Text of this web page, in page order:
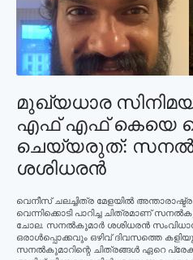
മുഖ്യധാര
എഫ് എഫ് കെയെ
ചെയ്യരുത്:
ശശിധരന്‍
വെനീസ് ചലച്ചിത്ര മേളയില്‍
വെന്നിക്കൊടി പാറിച്ച ചിത്രമാണ്
ചോല. സനല്‍കുമാര്‍ ശശിധരന്‍
ഒരാള്‍പ്പൊക്കവും ഒഴിവ് ദിവസത്തെ
സനല്‍കുമാറിന്റെ ചിത്രങ്ങള്‍ ഏറെ